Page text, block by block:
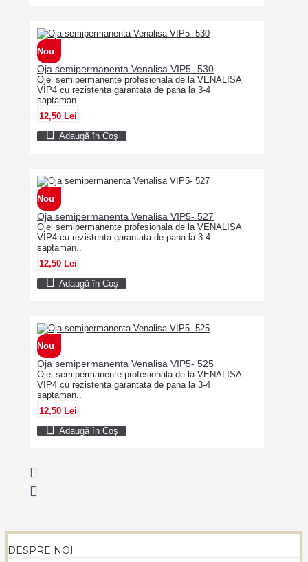
Nou
Oja semipermanenta Venalisa VIP5- 530
Ojei semipermanente profesionala de la VENALISA
VIP4 cu rezistenta garantata de pana la 3-4
saptaman..
12,50 Lei
Adaugă în Coş
Nou
Oja semipermanenta Venalisa VIP5- 527
Ojei semipermanente profesionala de la VENALISA
VIP4 cu rezistenta garantata de pana la 3-4
saptaman..
12,50 Lei
Adaugă în Coş
Nou
Oja semipermanenta Venalisa VIP5- 525
Ojei semipermanente profesionala de la VENALISA
VIP4 cu rezistenta garantata de pana la 3-4
saptaman..
12,50 Lei
Adaugă în Coş
DESPRE NOI